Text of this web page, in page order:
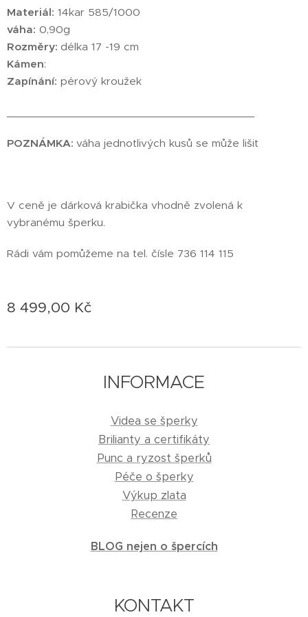
Materiál: 14kar 585/1000
váha: 0,90g
Rozměry: délka 17 -19 cm
Kámen:
Zapínání: pérový kroužek
POZNÁMKA: váha jednotlivých kusů se může lišit
V ceně je dárková krabička vhodně zvolená k
vybranému šperku.
Rádi vám pomůžeme na tel. čísle 736 114 115
8 499,00 Kč
INFORMACE
Videa se šperky
Brilianty a certifikáty
Punc a ryzost šperků
Péče o šperky
Výkup zlata
Recenze
BLOG nejen o špercích
KONTAKT